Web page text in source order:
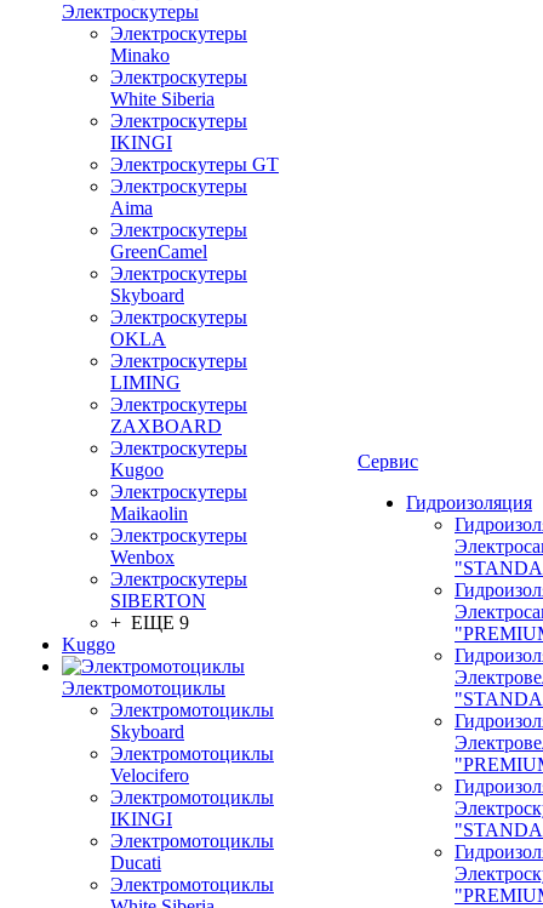
Электроскутеры
Электроскутеры
Minako
Электроскутеры
White Siberia
Электроскутеры
IKINGI
Электроскутеры GT
Электроскутеры
Aima
Электроскутеры
GreenCamel
Электроскутеры
Skyboard
Электроскутеры
OKLA
Электроскутеры
LIMING
Электроскутеры
ZAXBOARD
Электроскутеры
Kugoo
Электроскутеры
Maikaolin
Электроскутеры
Wenbox
Электроскутеры
SIBERTON
+ ЕЩЕ 9
Kuggo
Электромотоциклы
Электромотоциклы
Skyboard
Электромотоциклы
Velocifero
Электромотоциклы
IKINGI
Электромотоциклы
Ducati
Электромотоциклы
Сервис
Гидроизоляция